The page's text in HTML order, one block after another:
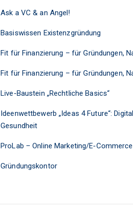
Ask a VC & an Angel!
Basiswissen Existenzgründung
Fit für Finanzierung – für Gründungen,
Fit für Finanzierung – für Gründungen,
Live-Baustein „Rechtliche Basics“
Ideenwettbewerb „Ideas 4 Future“:
Gesundheit
ProLab – Online Marketing/E-
Gründungskontor